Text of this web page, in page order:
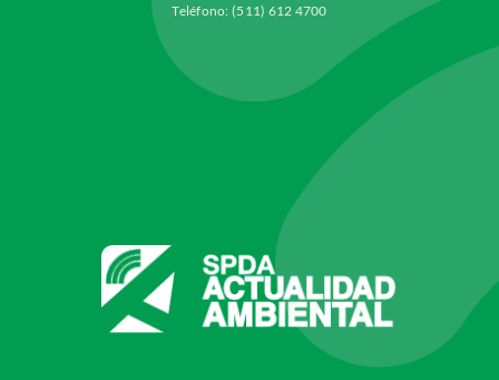
Teléfono: (511) 612 4700